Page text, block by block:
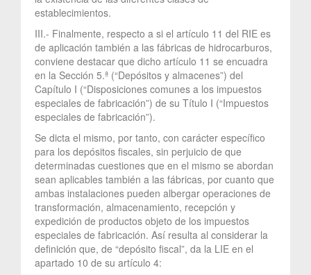
establecimientos.
III.- Finalmente, respecto a si el artículo 11 del RIE es
de aplicación también a las fábricas de hidrocarburos,
conviene destacar que dicho artículo 11 se encuadra
en la Sección 5.ª (“Depósitos y almacenes”) del
Capítulo I (“Disposiciones comunes a los impuestos
especiales de fabricación”) de su Título I (“Impuestos
especiales de fabricación”).
Se dicta el mismo, por tanto, con carácter específico
para los depósitos fiscales, sin perjuicio de que
determinadas cuestiones que en el mismo se abordan
sean aplicables también a las fábricas, por cuanto que
ambas instalaciones pueden albergar operaciones de
transformación, almacenamiento, recepción y
expedición de productos objeto de los impuestos
especiales de fabricación. Así resulta al considerar la
definición que, de “depósito fiscal”, da la LIE en el
apartado 10 de su artículo 4: